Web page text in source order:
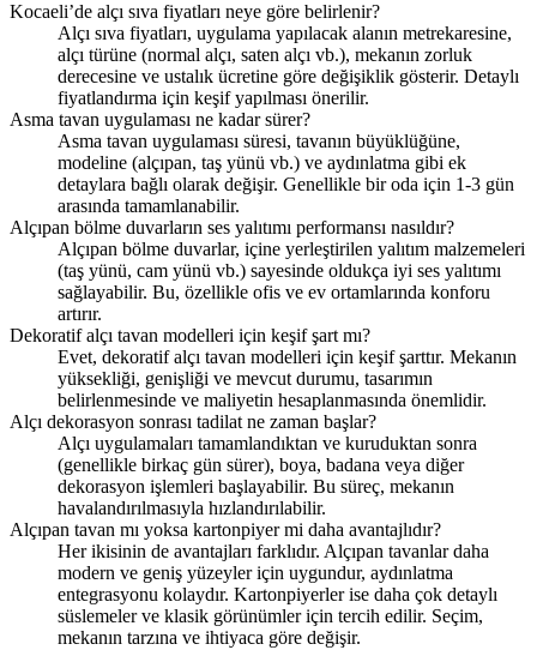
Kocaeli’de alçı sıva fiyatları neye göre belirlenir?
Alçı sıva fiyatları, uygulama yapılacak alanın metrekaresine,
alçı türüne (normal alçı, saten alçı vb.), mekanın zorluk
derecesine ve ustalık ücretine göre değişiklik gösterir. Detaylı
fiyatlandırma için keşif yapılması önerilir.
Asma tavan uygulaması ne kadar sürer?
Asma tavan uygulaması süresi, tavanın büyüklüğüne,
modeline (alçıpan, taş yünü vb.) ve aydınlatma gibi ek
detaylara bağlı olarak değişir. Genellikle bir oda için 1-3 gün
arasında tamamlanabilir.
Alçıpan bölme duvarların ses yalıtımı performansı nasıldır?
Alçıpan bölme duvarlar, içine yerleştirilen yalıtım malzemeleri
(taş yünü, cam yünü vb.) sayesinde oldukça iyi ses yalıtımı
sağlayabilir. Bu, özellikle ofis ve ev ortamlarında konforu
artırır.
Dekoratif alçı tavan modelleri için keşif şart mı?
Evet, dekoratif alçı tavan modelleri için keşif şarttır. Mekanın
yüksekliği, genişliği ve mevcut durumu, tasarımın
belirlenmesinde ve maliyetin hesaplanmasında önemlidir.
Alçı dekorasyon sonrası tadilat ne zaman başlar?
Alçı uygulamaları tamamlandıktan ve kuruduktan sonra
(genellikle birkaç gün sürer), boya, badana veya diğer
dekorasyon işlemleri başlayabilir. Bu süreç, mekanın
havalandırılmasıyla hızlandırılabilir.
Alçıpan tavan mı yoksa kartonpiyer mi daha avantajlıdır?
Her ikisinin de avantajları farklıdır. Alçıpan tavanlar daha
modern ve geniş yüzeyler için uygundur, aydınlatma
entegrasyonu kolaydır. Kartonpiyerler ise daha çok detaylı
süslemeler ve klasik görünümler için tercih edilir. Seçim,
mekanın tarzına ve ihtiyaca göre değişir.